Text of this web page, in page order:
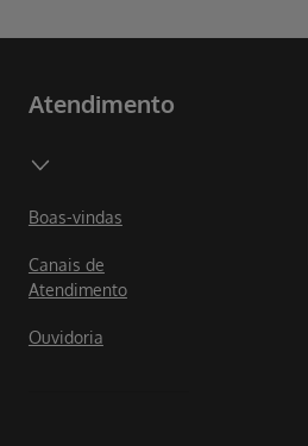
Atendimento
Boas-vindas
Canais de
Atendimento
Ouvidoria